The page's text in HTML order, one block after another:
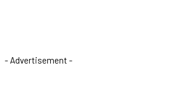
- Advertisement -